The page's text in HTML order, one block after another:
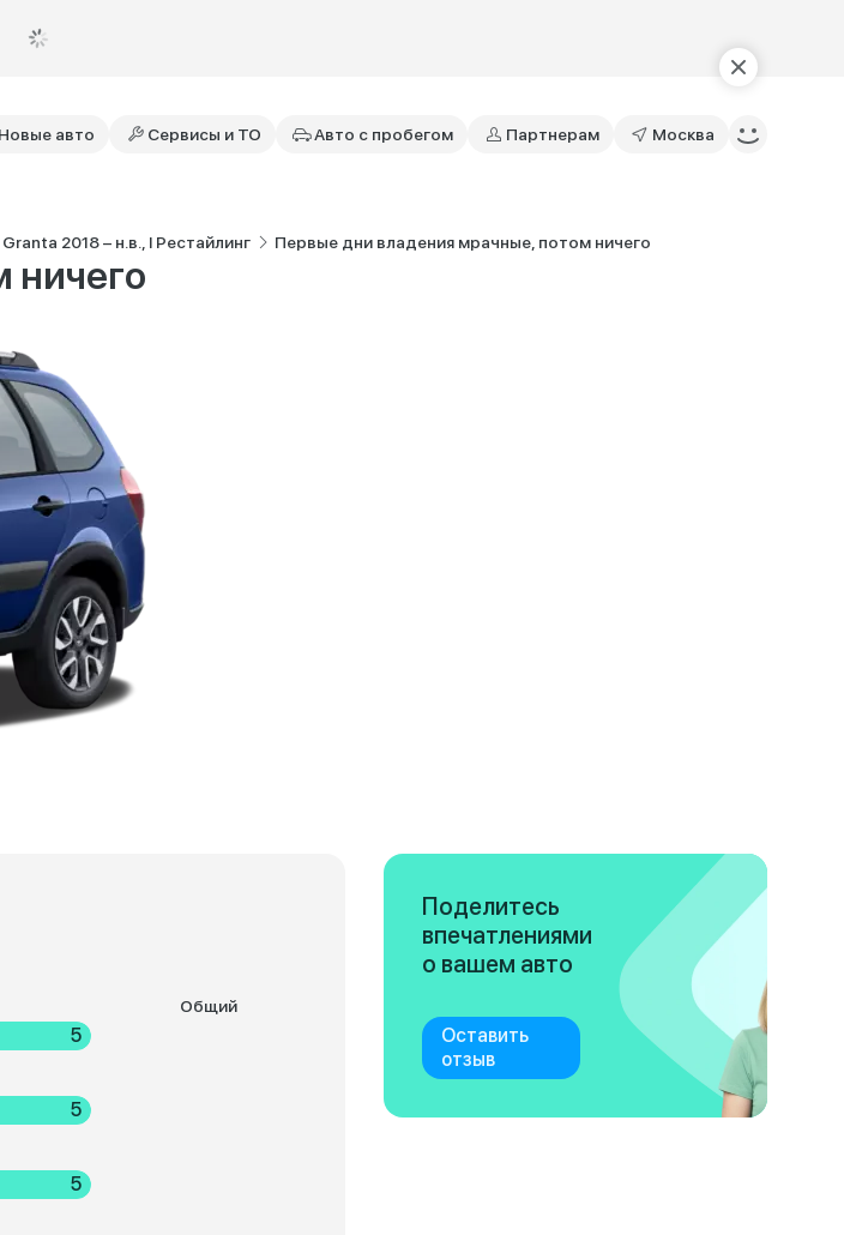
Новые авто Сервисы и ТО Авто с пробегом Партнерам Москва
2018 – н.в., I Рестайлинг Первые дни владения мрачные, потом ничего
ничего
5
5
5
Общий
Поделитесь
впечатлениями
о вашем авто
Оставить
отзыв